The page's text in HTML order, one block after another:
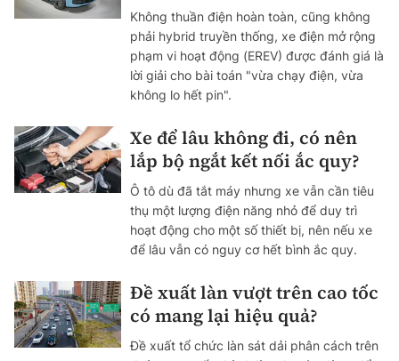
Không thuần điện hoàn toàn, cũng không
phải hybrid truyền thống, xe điện mở rộng
phạm vi hoạt động (EREV) được đánh giá là
lời giải cho bài toán "vừa chạy điện, vừa
không lo hết pin".
Xe để lâu không đi, có nên
lắp bộ ngắt kết nối ắc quy?
Ô tô dù đã tắt máy nhưng xe vẫn cần tiêu
thụ một lượng điện năng nhỏ để duy trì
hoạt động cho một số thiết bị, nên nếu xe
để lâu vẫn có nguy cơ hết bình ắc quy.
Đề xuất làn vượt trên cao tốc
có mang lại hiệu quả?
Đề xuất tổ chức làn sát dải phân cách trên